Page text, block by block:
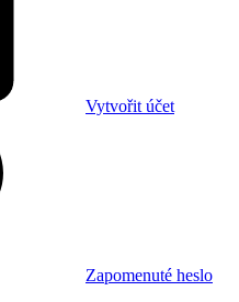
Vytvořit účet
Zapomenuté heslo